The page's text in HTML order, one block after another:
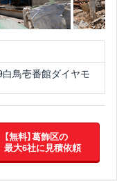
鳥壱番館ダイヤモ
【無料】葛飾区の
最大6社に見積依頼